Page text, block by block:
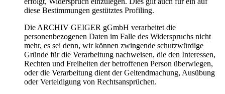
diese Bestimmungen gestütztes Profiling.
Die ARCHIV GEIGER gGmbH verarbeitet die
personenbezogenen Daten im Falle des Widerspruchs nicht
mehr, es sei denn, wir können zwingende schutzwürdige
Gründe für die Verarbeitung nachweisen, die den Interessen,
Rechten und Freiheiten der betroffenen Person überwiegen,
oder die Verarbeitung dient der Geltendmachung, Ausübung
oder Verteidigung von Rechtsansprüchen.